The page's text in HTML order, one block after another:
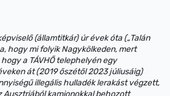
(államtitkár) úr évek óta („Talán
hogy mi folyik Nagykölkeden, mert
a TÁVHŐ telephelyén egy
át (2019 őszétől 2023 júliusáig)
illegális hulladék lerakást végzett,
Ausztriából kamionokkal behozott